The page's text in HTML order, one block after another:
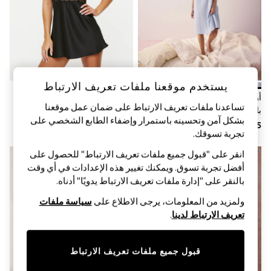
Sandals & Sliders
Jumpsuits & Playsuits
Shorts & Skirts
Sun Safe
Sun Hats & Caps
Sunglasses
Women's Travel Styles
Dresses
Occasionwear
Linen Collection
Tops & T-Shirts
Cover Ups & Kaftans
Sandals
Swimwear
Jumpsuits & Playsuits
Beachwear
Skirts
Trousers
Sunglasses
Sun Hats & Caps
Resort Styles
Boys' Holiday Shop
أزرق - قميص نوم قطني بملمس
بارز بياقة V وأكمام كشكشة
Soir من Ann Summers
يستخدم موقعنا ملفات تعريف الارتباط
تساعدنا ملفات تعريف الارتباط على ضمان عمل موقعنا
بشكل آمن وتحسينه باستمرار وإضفاء الطابع الشخصي على
تجربة تسوقك.‏
انقر على "قبول جميع ملفات تعريف الارتباط" للحصول على
أفضل تجربة تسوق. ويمكنك تغيير هذه الإعدادات في أي وقت
بالنقر على "إدارة ملفات تعريف الارتباط يدويًا" أدناه.
ولمزيد من المعلومات، يرجى الاطلاع على سياسة ملفات
تعريف الارتباط لدينا.
قبول جميع ملفات تعريف الارتباط